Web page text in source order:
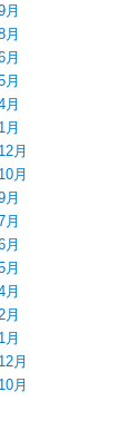
月
月
月
月
月
月
月
月
月
月
月
月
月
月
月
月
月